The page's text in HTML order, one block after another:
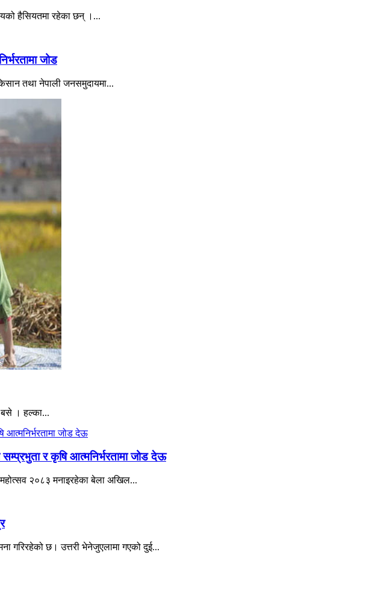
हैसियतमा रहेका छन् ।...
जोड
तथा नेपाली जनसमुदायमा...
बसे । हल्का...
र कृषि आत्मनिर्भरतामा जोड देऊ
महोत्सव २०८३ मनाइरहेका बेला अखिल...
गरिरहेको छ। उत्तरी भेनेजुएलामा गएको दुई...